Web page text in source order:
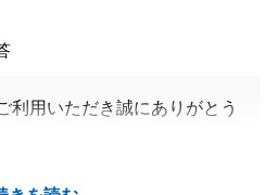
利用いただき誠にありがとう